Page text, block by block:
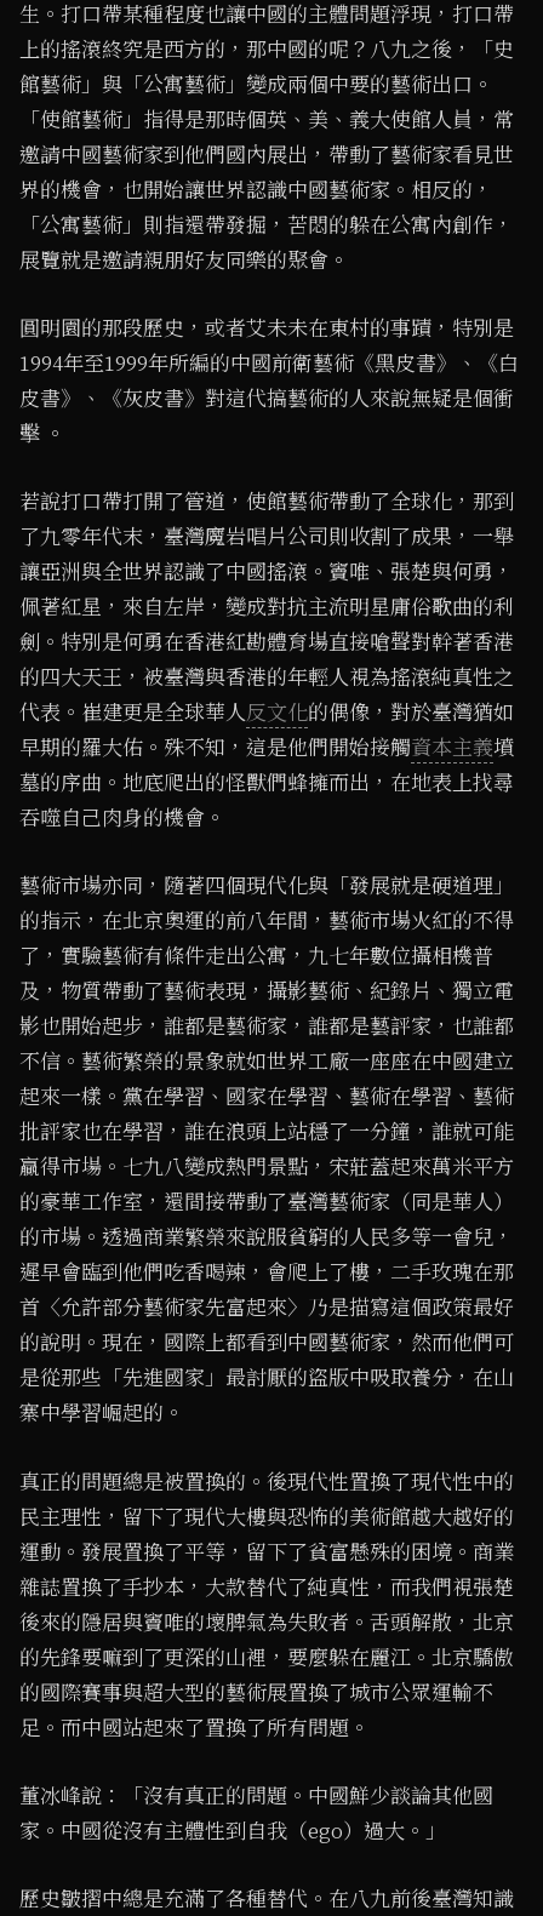
生。打口帶某種程度也讓中國的主體問題浮現，打口帶
上的搖滾終究是西方的，那中國的呢？八九之後，「史
館藝術」與「公寓藝術」變成兩個中要的藝術出口。
「使館藝術」指得是那時個英、美、義大使館人員，常
邀請中國藝術家到他們國內展出，帶動了藝術家看見世
界的機會，也開始讓世界認識中國藝術家。相反的，
「公寓藝術」則指還帶發掘，苦悶的躲在公寓內創作，
展覽就是邀請親朋好友同樂的聚會。
圓明園的那段歷史，或者艾未未在東村的事蹟，特別是
1994年至1999年所編的中國前衛藝術《黑皮書》、《白
皮書》、《灰皮書》對這代搞藝術的人來說無疑是個衝
擊 。
若說打口帶打開了管道，使館藝術帶動了全球化，那到
了九零年代末，臺灣魔岩唱片公司則收割了成果，一舉
讓亞洲與全世界認識了中國搖滾。竇唯、張楚與何勇，
佩著紅星，來自左岸，變成對抗主流明星庸俗歌曲的利
劍。特別是何勇在香港紅勘體育場直接嗆聲對幹著香港
的四大天王，被臺灣與香港的年輕人視為搖滾純真性之
代表。崔建更是全球華人反文化的偶像，對於臺灣猶如
早期的羅大佑。殊不知，這是他們開始接觸資本主義墳
墓的序曲。地底爬出的怪獸們蜂擁而出，在地表上找尋
吞噬自己肉身的機會。
藝術市場亦同，隨著四個現代化與「發展就是硬道理」
的指示，在北京奧運的前八年間，藝術市場火紅的不得
了，實驗藝術有條件走出公寓，九七年數位攝相機普
及，物質帶動了藝術表現，攝影藝術、紀錄片、獨立電
影也開始起步，誰都是藝術家，誰都是藝評家，也誰都
不信。藝術繁榮的景象就如世界工廠一座座在中國建立
起來一樣。黨在學習、國家在學習、藝術在學習、藝術
批評家也在學習，誰在浪頭上站穩了一分鐘，誰就可能
贏得市場。七九八變成熱門景點，宋莊蓋起來萬米平方
的豪華工作室，還間接帶動了臺灣藝術家（同是華人）
的市場。透過商業繁榮來說服貧窮的人民多等一會兒，
遲早會臨到他們吃香喝辣，會爬上了樓，二手玫瑰在那
首〈允許部分藝術家先富起來〉乃是描寫這個政策最好
的說明。現在，國際上都看到中國藝術家，然而他們可
是從那些「先進國家」最討厭的盜版中吸取養分，在山
寨中學習崛起的。
真正的問題總是被置換的。後現代性置換了現代性中的
民主理性，留下了現代大樓與恐怖的美術館越大越好的
運動。發展置換了平等，留下了貧富懸殊的困境。商業
雜誌置換了手抄本，大款替代了純真性，而我們視張楚
後來的隱居與竇唯的壞脾氣為失敗者。舌頭解散，北京
的先鋒要嘛到了更深的山裡，要麼躲在麗江。北京驕傲
的國際賽事與超大型的藝術展置換了城市公眾運輸不
足。而中國站起來了置換了所有問題。
董冰峰說：「沒有真正的問題。中國鮮少談論其他國
家。中國從沒有主體性到自我（ego）過大。」
歷史皺摺中總是充滿了各種替代。在八九前後臺灣知識